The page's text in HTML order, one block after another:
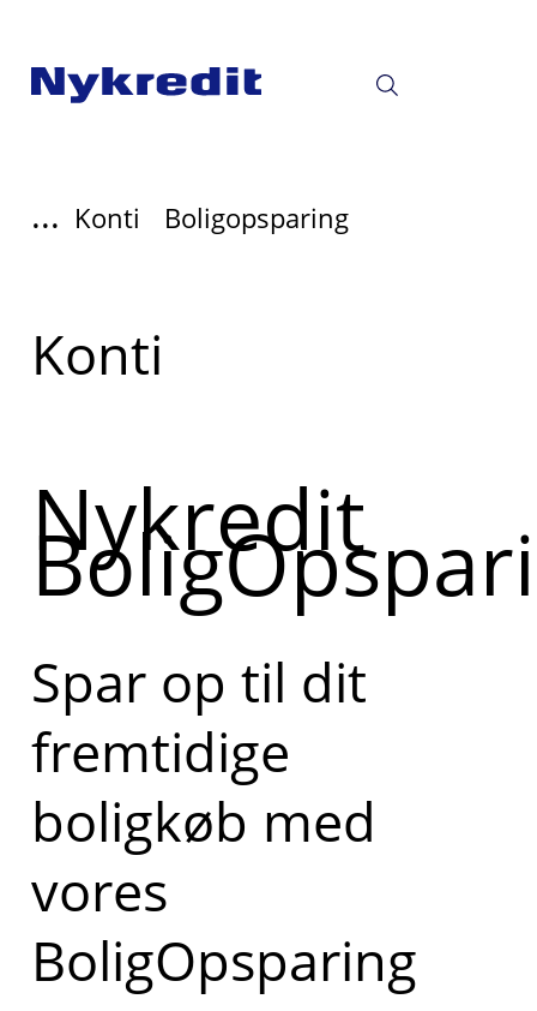
... Konti Boligopsparing
Læs
mere
Konti
Nykredit
Spar op til dit
fremtidige
boligkøb med
vores
BoligOpsparing